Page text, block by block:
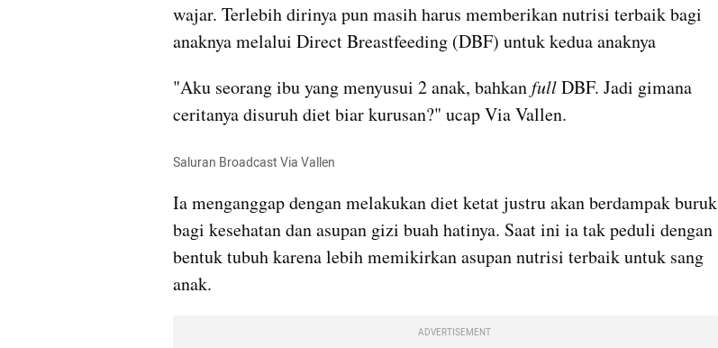
wajar. Terlebih dirinya pun masih harus memberikan nutrisi terbaik bagi
anaknya melalui Direct Breastfeeding (DBF) untuk kedua anaknya
"Aku seorang ibu yang menyusui 2 anak, bahkan full DBF. Jadi gimana
ceritanya disuruh diet biar kurusan?" ucap Via Vallen.
Saluran Broadcast Via Vallen
Ia menganggap dengan melakukan diet ketat justru akan berdampak buruk
bagi kesehatan dan asupan gizi buah hatinya. Saat ini ia tak peduli dengan
bentuk tubuh karena lebih memikirkan asupan nutrisi terbaik untuk sang
anak.
ADVERTISEMENT